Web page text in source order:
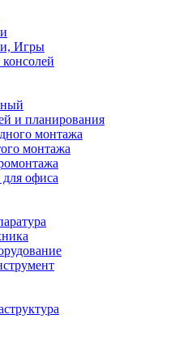
Игры
и планирования
монтажа
монтажа
офиса